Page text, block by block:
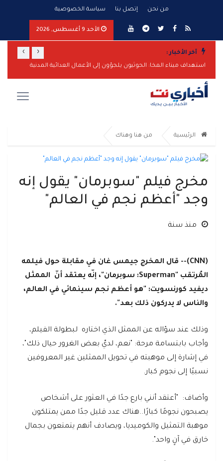
من نحن إتصل بنا سياسة الخصوصية
الأحد 9 أغسطس, 2026
آخر الأخبار :
استهداف ميناء المخا: الحوثيون يلجؤون إلى الأعمال العدائية المدنية
‹
›
الرئيسية من هنا وهناك
مخرج فيلم "سوبرمان" يقول إنه
وجد "أعظم نجم في العالم"
منذ سنة
(CNN)-- قال المخرج جيمس غان في مقابلة حول فيلمه
المُرتقب "Superman: سوبرمان"، إنّه يعتقد أنّ الممثل
ديفيد كورنسويت: "هو أعظم نجم سينمائي في العالم،
والناس لا يدركون ذلك بعد".
وذلك عند سؤاله عن الممثل الذي اختاره لبطولة الفيلم،
وأجاب بابتسامة مرحة: "نعم، لديّ بعض الغرور حيال ذلك"،
في إشارة إلى موهبته في تحويل الممثلين غير المعروفين
نسبيًا إلى نجوم كبار.
وأضاف: "أعتقد أنني بارع جدًا في العثور على أشخاص
يصبحون نجومًا كبارًا..هناك عدد قليل جدًا ممن يمتلكون
موهبة التمثيل والكوميديا، ويصادف أنهم يتمتعون بجمال
خارق في آنٍ واحد".